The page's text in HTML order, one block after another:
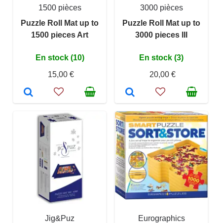
1500 pièces
Puzzle Roll Mat up to
1500 pieces Art
En stock (10)
15,00 €
3000 pièces
Puzzle Roll Mat up to
3000 pieces III
En stock (3)
20,00 €
Jig&Puz
Eurographics